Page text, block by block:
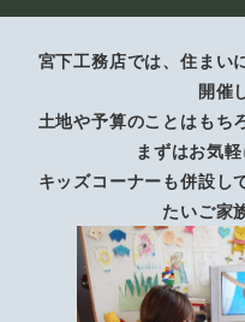
宮下工務店では、住まい
開催
土地や予算のことはもち
まずはお気
キッズコーナーも併設し
たいご家